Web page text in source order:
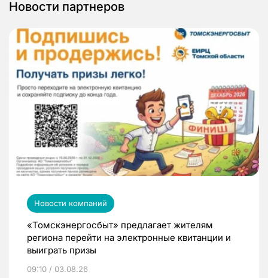
Новости партнеров
Новости компаний
«Томскэнергосбыт» предлагает жителям
региона перейти на электронные квитанции и
выиграть призы
09:10 / 03.08.26